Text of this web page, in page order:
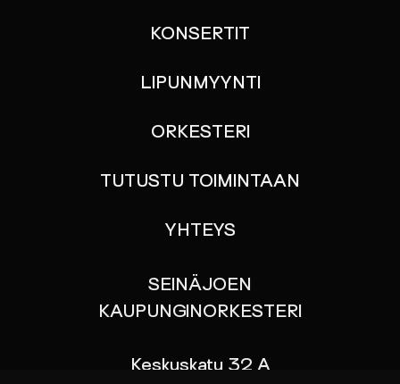
KONSERTIT
LIPUNMYYNTI
ORKESTERI
TUTUSTU TOIMINTAAN
YHTEYS
SEINÄJOEN
KAUPUNGINORKESTERI
Keskuskatu 32 A